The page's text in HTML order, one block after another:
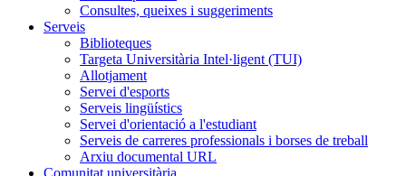
Consultes, queixes i suggeriments
Serveis
Biblioteques
Targeta Universitària Intel·ligent (TUI)
Allotjament
Servei d'esports
Serveis lingüístics
Servei d'orientació a l'estudiant
Serveis de carreres professionals i borses de treball
Arxiu documental URL
Comunitat universitària